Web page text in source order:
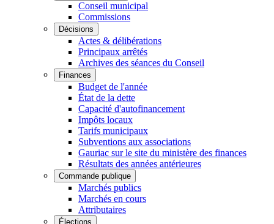
Conseil municipal
Commissions
Décisions
Actes & délibérations
Principaux arrêtés
Archives des séances du Conseil
Finances
Budget de l'année
État de la dette
Capacité d'autofinancement
Impôts locaux
Tarifs municipaux
Subventions aux associations
Gauriac sur le site du ministère des finances
Résultats des années antérieures
Commande publique
Marchés publics
Marchés en cours
Attributaires
Élections